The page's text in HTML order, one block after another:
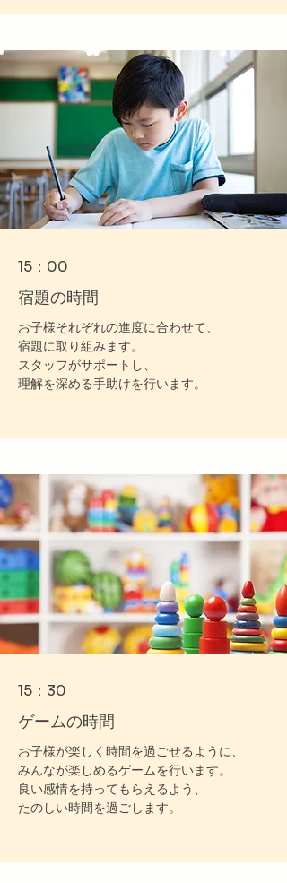
15：00
宿題の時間
お子様それぞれの進度に合わせて、
宿題に取り組みます。
スタッフがサポートし、
理解を深める手助けを行います。
15：30
​ゲームの時間
お子様が楽しく時間を過ごせるように、
みんなが楽しめるゲームを行います。
良い感情を持ってもらえるよう、
たのしい時間を過ごします。